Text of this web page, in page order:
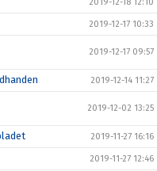
2019-12-17 10:33
2019-12-17 09:57
2019-12-14 11:27
2019-12-02 13:25
2019-11-27 16:16
2019-11-27 12:46